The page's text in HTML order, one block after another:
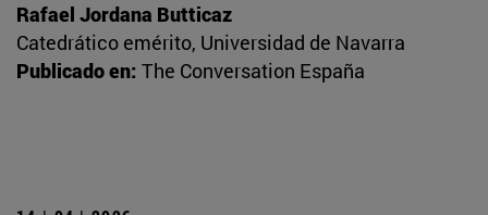
Rafael Jordana Butticaz
Catedrático emérito, Universidad de Navarra
Publicado en: The Conversation España